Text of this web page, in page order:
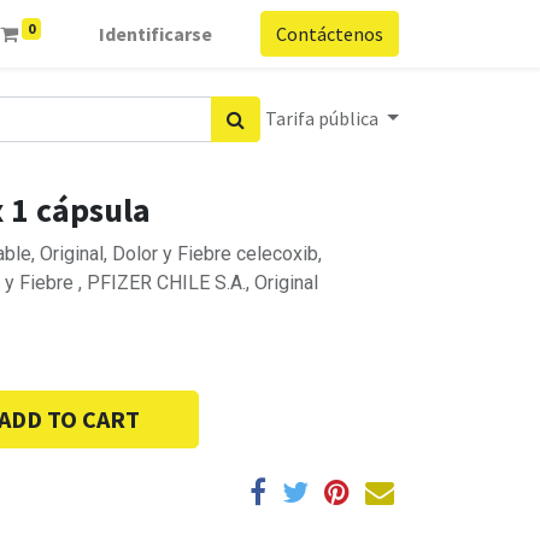
0 Identificarse Contáctenos
Tarifa pública
1 cápsula
Original, Dolor y Fiebre celecoxib,
Fiebre , PFIZER CHILE S.A., Original
TO CART